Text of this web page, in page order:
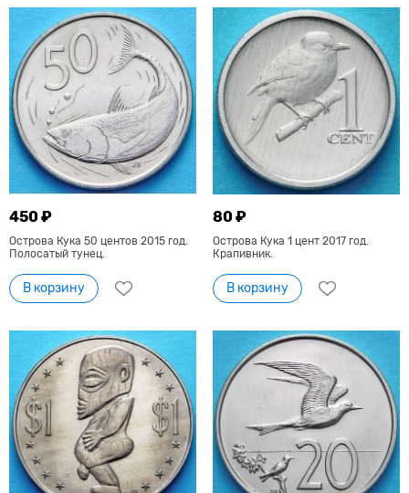
450 ₽
Острова Кука 50 центов 2015 год.
Полосатый тунец.
В корзину
80 ₽
Острова Кука 1 цент 2017 год.
Крапивник.
В корзину